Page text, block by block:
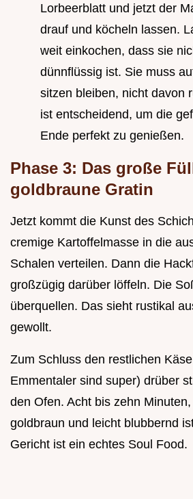
Lorbeerblatt und jetzt der
drauf und köcheln lassen.
weit einkochen, dass sie
dünnflüssig ist. Sie muss
sitzen bleiben, nicht davon
ist entscheidend, um die
Ende perfekt zu genießen.
Phase 3: Das große
goldbraune Gratin
Jetzt kommt die Kunst des
cremige Kartoffelmasse in die
Schalen verteilen. Dann die
großzügig darüber löffeln. Die
überquellen. Das sieht rustikal
gewollt.
Zum Schluss den restlichen
Emmentaler sind super) drüber
den Ofen. Acht bis zehn
goldbraun und leicht blubbernd
Gericht ist ein echtes Soul Food.